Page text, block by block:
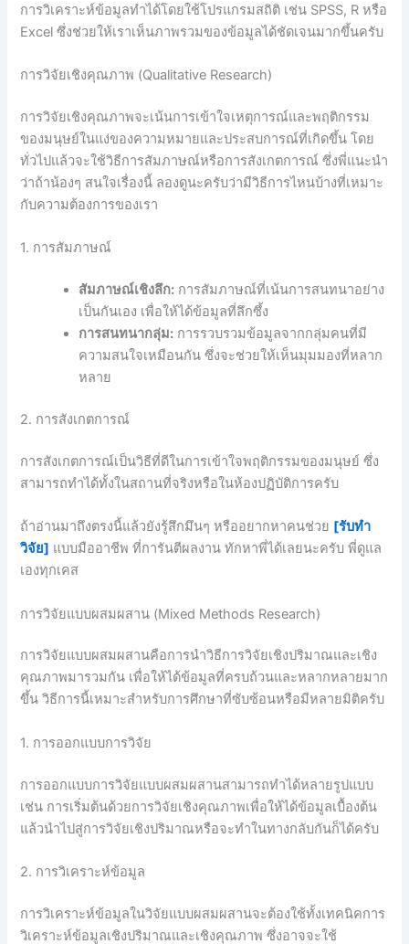
การวิเคราะห์ข้อมูลทำได้โดยใช้โปรแกรมสถิติ เช่น SPSS, R หรือ
Excel ซึ่งช่วยให้เราเห็นภาพรวมของข้อมูลได้ชัดเจนมากขึ้นครับ
การวิจัยเชิงคุณภาพ (Qualitative Research)
การวิจัยเชิงคุณภาพจะเน้นการเข้าใจเหตุการณ์และพฤติกรรม
ของมนุษย์ในแง่ของความหมายและประสบการณ์ที่เกิดขึ้น โดย
ทั่วไปแล้วจะใช้วิธีการสัมภาษณ์หรือการสังเกตการณ์ ซึ่งพี่แนะนำ
ว่าถ้าน้องๆ สนใจเรื่องนี้ ลองดูนะครับว่ามีวิธีการไหนบ้างที่เหมาะ
กับความต้องการของเรา
1. การสัมภาษณ์
สัมภาษณ์เชิงลึก: การสัมภาษณ์ที่เน้นการสนทนาอย่าง
เป็นกันเอง เพื่อให้ได้ข้อมูลที่ลึกซึ้ง
การสนทนากลุ่ม: การรวบรวมข้อมูลจากกลุ่มคนที่มี
ความสนใจเหมือนกัน ซึ่งจะช่วยให้เห็นมุมมองที่หลาก
หลาย
2. การสังเกตการณ์
การสังเกตการณ์เป็นวิธีที่ดีในการเข้าใจพฤติกรรมของมนุษย์ ซึ่ง
สามารถทำได้ทั้งในสถานที่จริงหรือในห้องปฏิบัติการครับ
ถ้าอ่านมาถึงตรงนี้แล้วยังรู้สึกมึนๆ หรืออยากหาคนช่วย [รับทำ
วิจัย] แบบมืออาชีพ ที่การันตีผลงาน ทักหาพี่ได้เลยนะครับ พี่ดูแล
เองทุกเคส
การวิจัยแบบผสมผสาน (Mixed Methods Research)
การวิจัยแบบผสมผสานคือการนำวิธีการวิจัยเชิงปริมาณและเชิง
คุณภาพมารวมกัน เพื่อให้ได้ข้อมูลที่ครบถ้วนและหลากหลายมาก
ขึ้น วิธีการนี้เหมาะสำหรับการศึกษาที่ซับซ้อนหรือมีหลายมิติครับ
1. การออกแบบการวิจัย
การออกแบบการวิจัยแบบผสมผสานสามารถทำได้หลายรูปแบบ
เช่น การเริ่มต้นด้วยการวิจัยเชิงคุณภาพเพื่อให้ได้ข้อมูลเบื้องต้น
แล้วนำไปสู่การวิจัยเชิงปริมาณหรือจะทำในทางกลับกันก็ได้ครับ
2. การวิเคราะห์ข้อมูล
การวิเคราะห์ข้อมูลในวิจัยแบบผสมผสานจะต้องใช้ทั้งเทคนิคการ
วิเคราะห์ข้อมูลเชิงปริมาณและเชิงคุณภาพ ซึ่งอาจจะใช้